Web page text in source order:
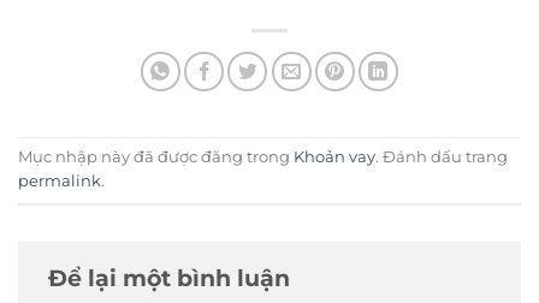
Mục nhập này đã được đăng trong Khoản vay. Đánh dấu trang
permalink.
Để lại một bình luận